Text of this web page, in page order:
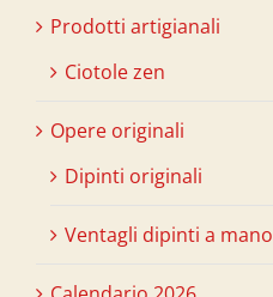
Prodotti artigianali
Ciotole zen
Opere originali
Dipinti originali
Ventagli dipinti a mano